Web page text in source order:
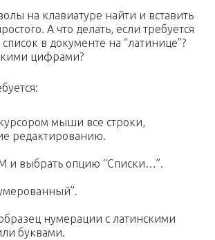
на клавиатуре найти и вставить
А что делать, если требуется
в документе на “латинице”?
цифрами?
мыши все строки,
редактированию.
и выбрать опцию “Списки…”.
нумерации с латинскими
буквами.